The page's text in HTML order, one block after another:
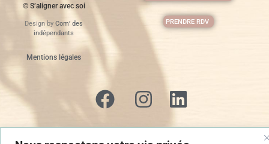
© S’aligner avec soi
Design byCom’ des
indépendants
Mentions légales
PRENDRE RDV